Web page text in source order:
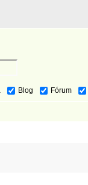
Blog Fórum